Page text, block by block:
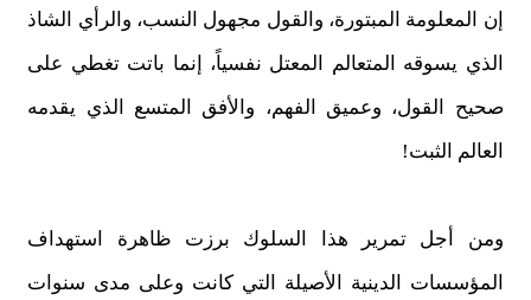
إن المعلومة المبتورة، والقول مجهول النسب، والرأي الشاذ
الذي يسوقه المتعالم المعتل نفسياً، إنما باتت تغطي على
صحيح القول، وعميق الفهم، والأفق المتسع الذي يقدمه
العالم الثبت!
ومن أجل تمرير هذا السلوك برزت ظاهرة استهداف
المؤسسات الدينية الأصيلة التي كانت وعلى مدى سنوات